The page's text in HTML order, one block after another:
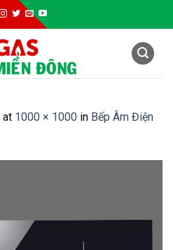
at 1000 × 1000 in Bếp Âm Điện